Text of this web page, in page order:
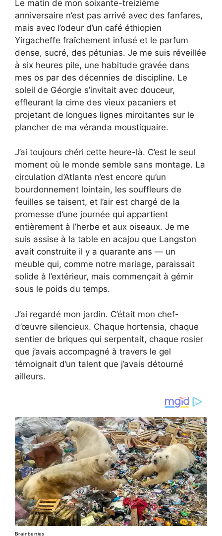
Le matin de mon soixante-treizième
anniversaire n’est pas arrivé avec des fanfares,
mais avec l’odeur d’un café éthiopien
Yirgacheffe fraîchement infusé et le parfum
dense, sucré, des pétunias. Je me suis réveillée
à six heures pile, une habitude gravée dans
mes os par des décennies de discipline. Le
soleil de Géorgie s’invitait avec douceur,
effleurant la cime des vieux pacaniers et
projetant de longues lignes miroitantes sur le
plancher de ma véranda moustiquaire.
J’ai toujours chéri cette heure-là. C’est le seul
moment où le monde semble sans montage. La
circulation d’Atlanta n’est encore qu’un
bourdonnement lointain, les souffleurs de
feuilles se taisent, et l’air est chargé de la
promesse d’une journée qui appartient
entièrement à l’herbe et aux oiseaux. Je me
suis assise à la table en acajou que Langston
avait construite il y a quarante ans — un
meuble qui, comme notre mariage, paraissait
solide à l’extérieur, mais commençait à gémir
sous le poids du temps.
J’ai regardé mon jardin. C’était mon chef-
d’œuvre silencieux. Chaque hortensia, chaque
sentier de briques qui serpentait, chaque rosier
que j’avais accompagné à travers le gel
témoignait d’un talent que j’avais détourné
ailleurs.